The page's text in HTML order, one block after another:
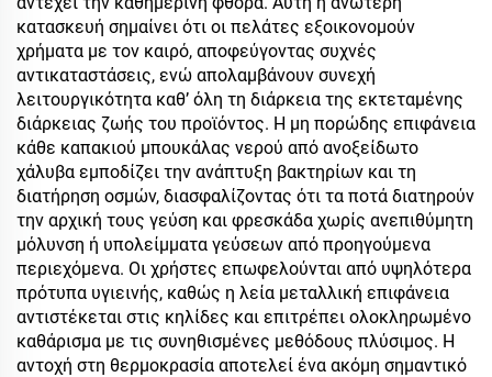
κατασκευή σημαίνει ότι οι πελάτες εξοικονομούν
χρήματα με τον καιρό, αποφεύγοντας συχνές
αντικαταστάσεις, ενώ απολαμβάνουν συνεχή
λειτουργικότητα καθ’ όλη τη διάρκεια της εκτεταμένης
διάρκειας ζωής του προϊόντος. Η μη πορώδης επιφάνεια
κάθε καπακιού μπουκάλας νερού από ανοξείδωτο
χάλυβα εμποδίζει την ανάπτυξη βακτηρίων και τη
διατήρηση οσμών, διασφαλίζοντας ότι τα ποτά διατηρούν
την αρχική τους γεύση και φρεσκάδα χωρίς ανεπιθύμητη
μόλυνση ή υπολείμματα γεύσεων από προηγούμενα
περιεχόμενα. Οι χρήστες επωφελούνται από υψηλότερα
πρότυπα υγιεινής, καθώς η λεία μεταλλική επιφάνεια
αντιστέκεται στις κηλίδες και επιτρέπει ολοκληρωμένο
καθάρισμα με τις συνηθισμένες μεθόδους πλύσιμος. Η
αντοχή στη θερμοκρασία αποτελεί ένα ακόμη σημαντικό